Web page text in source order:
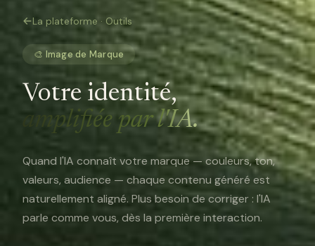
La plateforme · Outils
🎨 Image de Marque
Votre identité,
amplifiée par l'IA.
Quand l'IA connaît votre marque — couleurs, ton,
valeurs, audience — chaque contenu généré est
naturellement aligné. Plus besoin de corriger : l'IA
parle comme vous, dès la première interaction.